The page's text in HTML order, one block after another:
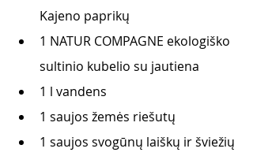
Kajeno paprikų
1 NATUR COMPAGNE ekologiško
sultinio kubelio su jautiena
1 l vandens
1 saujos žemės riešutų
1 saujos svogūnų laiškų ir šviežių